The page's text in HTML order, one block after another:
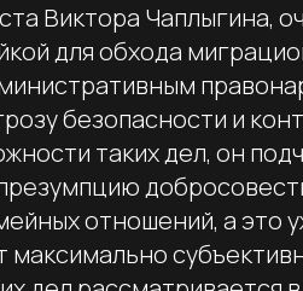
Виктора Чаплыгина,
для обхода
безопасности и
таких дел, он
отношений, а это
максимально